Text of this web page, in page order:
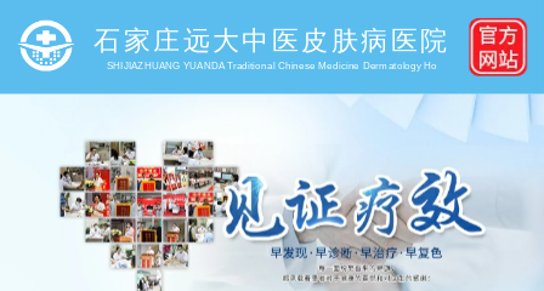
石家庄远大中医皮肤病医院
SHIJIAZHUANG YUANDA Traditional Chinese Medicine Dermatology Ho